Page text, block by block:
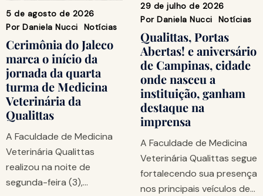
5 de agosto de 2026
Por Daniela Nucci Notícias
Cerimônia do Jaleco
marca o início da
jornada da quarta
turma de Medicina
Veterinária da
Qualittas
A Faculdade de Medicina
Veterinária Qualittas
realizou na noite de
segunda-feira (3),…
29 de julho de 2026
Por Daniela Nucci Notícias
Qualittas, Portas
Abertas! e aniversário
de Campinas, cidade
onde nasceu a
instituição, ganham
destaque na
imprensa
A Faculdade de Medicina
Veterinária Qualittas segue
fortalecendo sua presença
nos principais veículos de…